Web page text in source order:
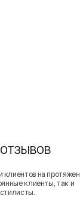
ОТЗЫВОВ
на
клиенты, так и